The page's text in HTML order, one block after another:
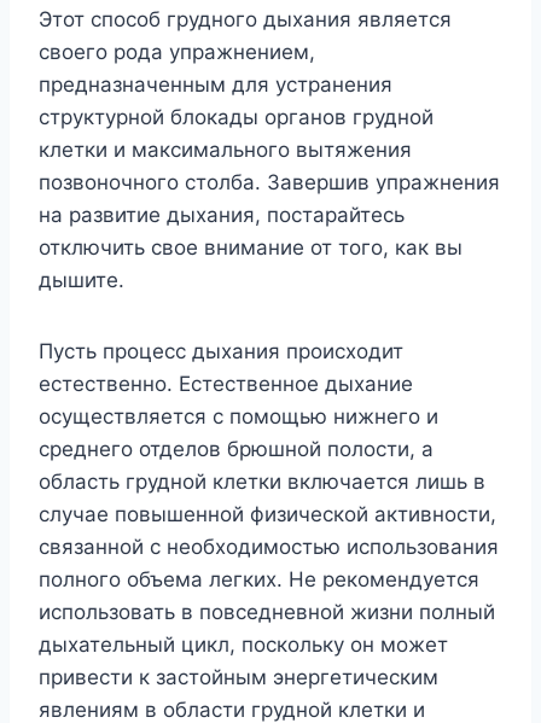
Этот способ грудного дыхания является
своего рода упражнением,
предназначенным для устранения
структурной блокады органов грудной
клетки и максимального вытяжения
позвоночного столба. Завершив упражнения
на развитие дыхания, постарайтесь
отключить свое внимание от того, как вы
дышите.
Пусть процесс дыхания происходит
естественно. Естественное дыхание
осуществляется с помощью нижнего и
среднего отделов брюшной полости, а
область грудной клетки включается лишь в
случае повышенной физической активности,
связанной с необходимостью использования
полного объема легких. Не рекомендуется
использовать в повседневной жизни полный
дыхательный цикл, поскольку он может
привести к застойным энергетическим
явлениям в области грудной клетки и